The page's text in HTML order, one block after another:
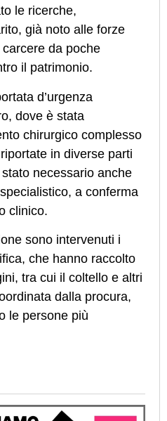
le ricerche,
già noto alle forze
carcere da poche
il patrimonio.
d’urgenza
dove è stata
chirurgico complesso
in diverse parti
necessario anche
a conferma
clinico.
sono intervenuti i
che hanno raccolto
tra cui il coltello e altri
dalla procura,
le persone più